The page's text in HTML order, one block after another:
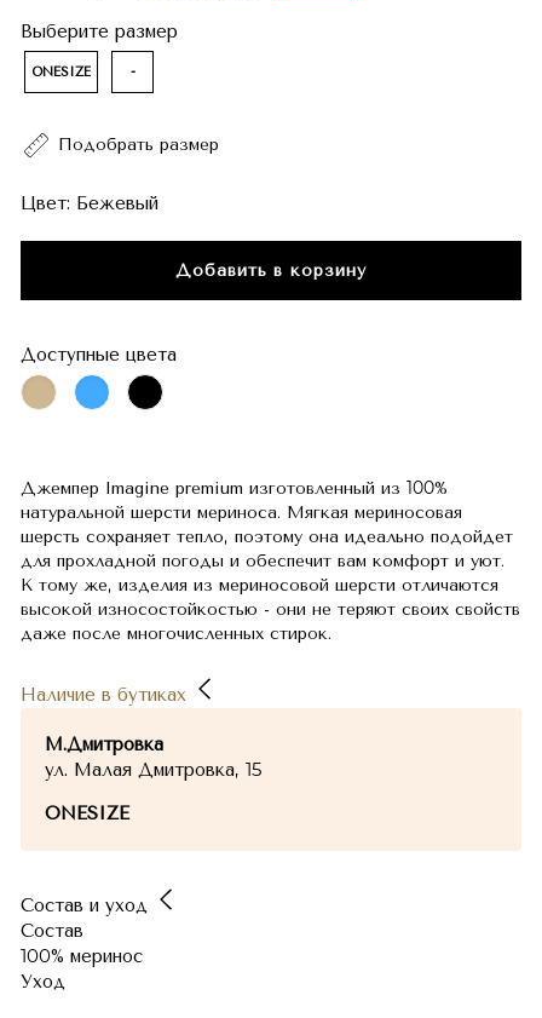
Выберите размер
ONESIZE -
Подобрать размер
Цвет: Бежевый
Добавить в корзину
Доступные цвета
Джемпер Imagine premium изготовленный из 100%
натуральной шерсти мериноса. Мягкая мериносовая
шерсть сохраняет тепло, поэтому она идеально подойдет
для прохладной погоды и обеспечит вам комфорт и уют.
К тому же, изделия из мериносовой шерсти отличаются
высокой износостойкостью - они не теряют своих свойств
даже после многочисленных стирок.
Наличие в бутиках
М.Дмитровка
ул. Малая Дмитровка, 15
ONESIZE
Состав и уход
Состав
100% меринос
Уход